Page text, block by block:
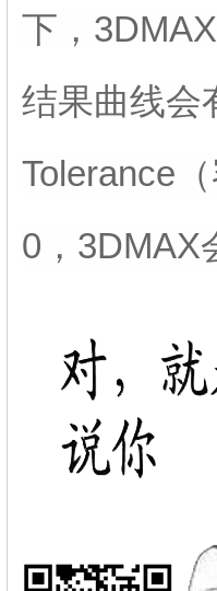
下，
结果曲线会
Tolerance
0，3DMAX